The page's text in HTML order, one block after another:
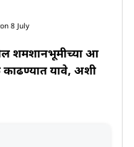
on 8 July
शमशानभूमीच्या आ
यावे, अशी